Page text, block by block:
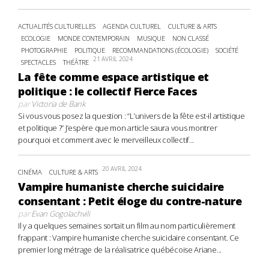
ACTUALITÉS CULTURELLES AGENDA CULTUREL
CULTURE & ARTS
ECOLOGIE
MONDE CONTEMPORAIN MUSIQUE
NON CLASSÉ
PHOTOGRAPHIE
POLITIQUE RECOMMANDATIONS (ÉCOLOGIE)
SOCIÉTÉ
SPECTACLES
THÉÂTRE 21 AVRIL 2024
La fête comme espace artistique et
politique : le collectif Fierce Faces
parVictoria de Bank
Si vous vous posez la question : “L’univers de la fête est-il artistique
et politique ?” J’espère que mon article saura vous montrer
pourquoi et comment avec le merveilleux collectif...
CINÉMA CULTURE & ARTS 20 AVRIL 2024
Vampire humaniste cherche suicidaire
consentant : Petit éloge du contre-nature
parEvan Gogolachvili
Il y a quelques semaines sortait un film au nom particulièrement
frappant : Vampire humaniste cherche suicidaire consentant. Ce
premier long métrage de la réalisatrice québécoise Ariane...